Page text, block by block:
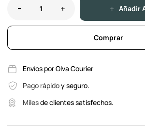
Añadir
Comprar
Envíos por Olva Courier
Pago rápidoy seguro.
Milesde clientes satisfechos.